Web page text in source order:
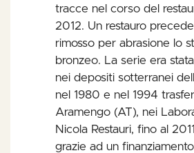
tracce nel corso del
2012. Un restauro
rimosso per abrasione lo
bronzeo. La serie era
nei depositi sotterranei
nel 1980 e nel 1994
Aramengo (AT), nei
Nicola Restauri, fino al
grazie ad un